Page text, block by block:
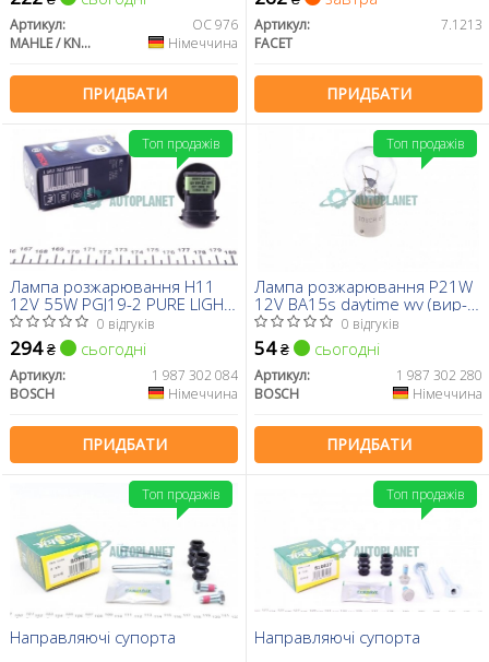
Артикул:
OC 976
MAHLE / KNECHT
Німеччина
ПРИДБАТИ
Артикул:
7.1213
FACET
ПРИДБАТИ
Лампа розжарювання H11
12V 55W PGJ19-2 PURE LIGHT
(вир-во Bosch)0 відгуків
294₴ сьогодні
Артикул:
1 987 302 084
BOSCH
Німеччина
ПРИДБАТИ
Топ продажів
Лампа розжарювання P21W
12V BA15s daytime wv (вир-
во Bosch)
0 відгуків
54₴ сьогодні
Артикул:
1 987 302 280
BOSCH
Німеччина
ПРИДБАТИ
Топ продажів
Направляючі супорта
Топ продажів
Направляючі супорта
Топ продажів